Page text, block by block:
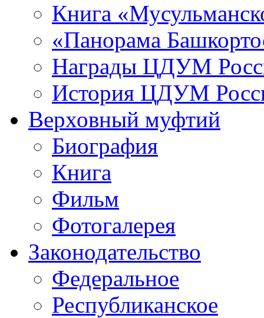
Книга
«Панорама
Награды ЦДУМ
История ЦДУМ
Верховный муфтий
Биография
Книга
Фильм
Фотогалерея
Законодательство
Федеральное
Республиканское